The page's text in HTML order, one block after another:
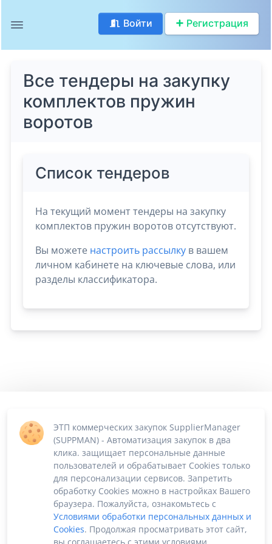
Войти Регистрация
Все тендеры на закупку
комплектов пружин
воротов
Список тендеров
На текущий момент тендеры на закупку
комплектов пружин воротов отсутствуют.
Вы можете настроить рассылку в вашем
личном кабинете на ключевые слова, или
разделы классификатора.
ЭТП коммерческих закупок SupplierManager
(SUPPMAN) - Автоматизация закупок в два
клика. защищает персональные данные
пользователей и обрабатывает Cookies только
для персонализации сервисов. Запретить
обработку Cookies можно в настройках Вашего
браузера. Пожалуйста, ознакомьтесь с
Условиями обработки персональных данных и
Cookies. Продолжая просматривать этот сайт,